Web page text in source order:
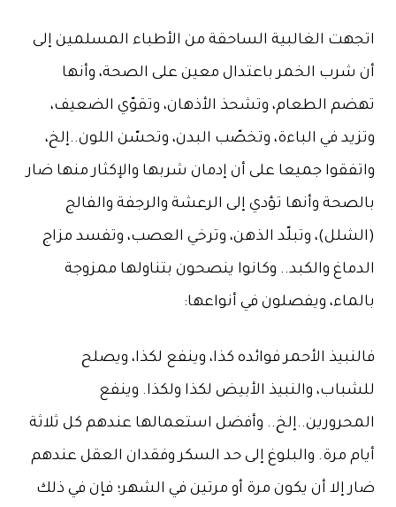
اتجهت الغالبية الساحقة من الأطباء المسلمين إلى
أن شرب الخمر باعتدال معين على الصحة، وأنها
تهضم الطعام، وتشحذ الأذهان، وتقوّي الضعيف،
وتزيد في الباءة، وتخصّب البدن، وتحسّن اللون..إلخ،
واتفقوا جميعا على أن إدمان شربها والإكثار منها ضار
بالصحة وأنها تؤدي إلى الرعشة والرجفة والفالج
(الشلل)، وتبلّد الذهن، وترخي العصب، وتفسد مزاج
الدماغ والكبد.. وكانوا ينصحون بتناولها ممزوجة
بالماء، ويفصلون في أنواعها:
فالنبيذ الأحمر فوائده كذا، وينفع لكذا، ويصلح
للشباب، والنبيذ الأبيض لكذا ولكذا. وينفع
المحرورين..إلخ.. وأفضل استعمالها عندهم كل ثلاثة
أيام مرة. والبلوغ إلى حد السكر وفقدان العقل عندهم
ضار إلا أن يكون مرة أو مرتين في الشهر؛ فإن في ذلك